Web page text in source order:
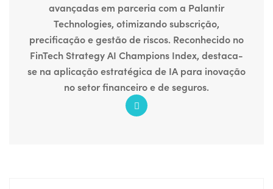
avançadas em parceria com a Palantir
Technologies, otimizando subscrição,
precificação e gestão de riscos. Reconhecido no
FinTech Strategy AI Champions Index, destaca-
se na aplicação estratégica de IA para inovação
no setor financeiro e de seguros.